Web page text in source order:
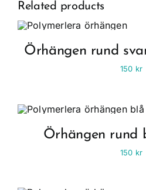
Related products
Örhängen rund
150 kr
Örhängen rund
150 kr